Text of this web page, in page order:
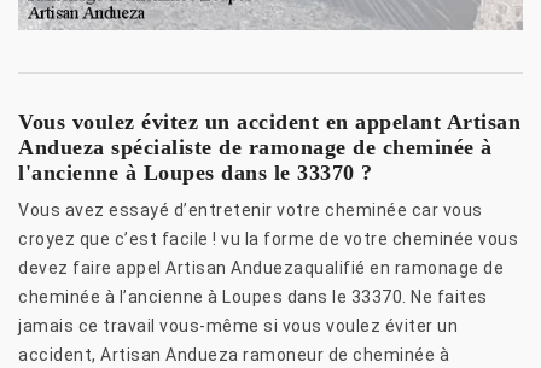
Vous voulez évitez un accident en appelant Artisan
Andueza spécialiste de ramonage de cheminée à
l'ancienne à Loupes dans le 33370 ?
Vous avez essayé d’entretenir votre cheminée car vous
croyez que c’est facile ! vu la forme de votre cheminée vous
devez faire appel Artisan Anduezaqualifié en ramonage de
cheminée à l’ancienne à Loupes dans le 33370. Ne faites
jamais ce travail vous-même si vous voulez éviter un
accident, Artisan Andueza ramoneur de cheminée à